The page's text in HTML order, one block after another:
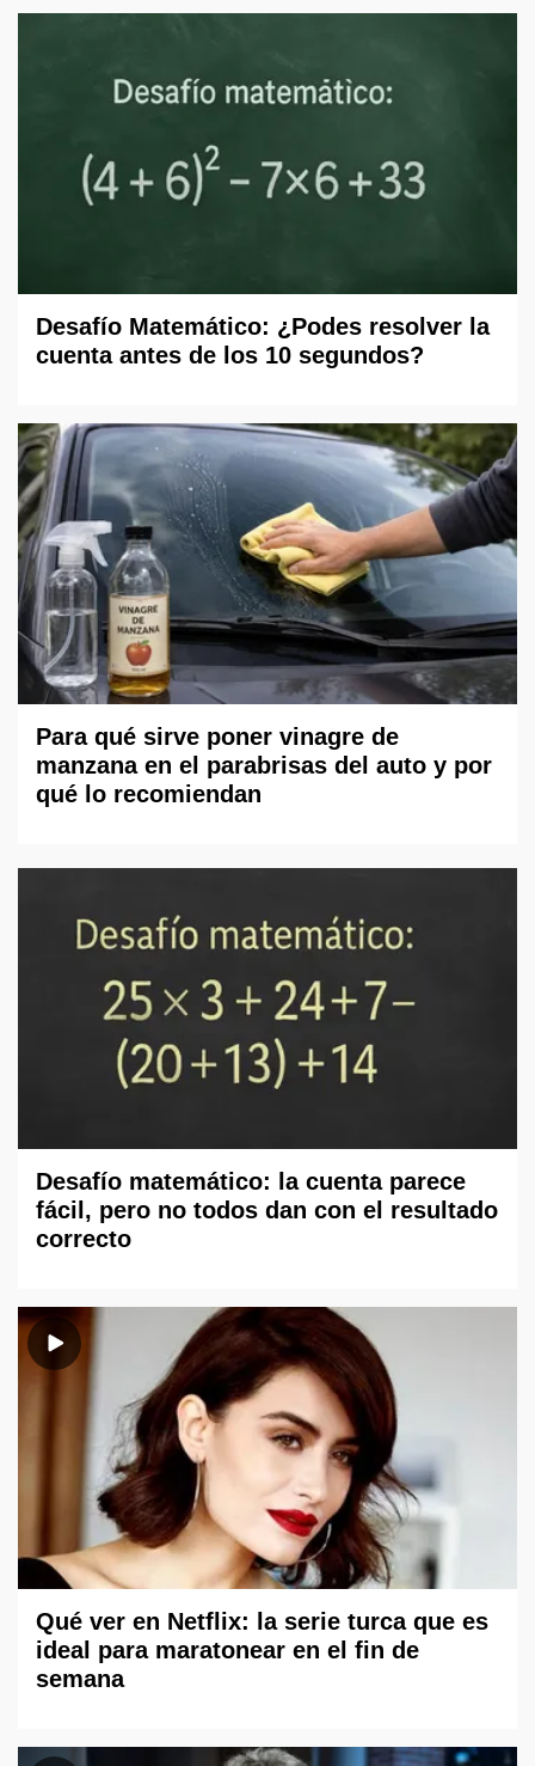
Desafío Matemático: ¿Podes resolver la
cuenta antes de los 10 segundos?
Para qué sirve poner vinagre de
manzana en el parabrisas del auto y por
qué lo recomiendan
Desafío matemático: la cuenta parece
fácil, pero no todos dan con el resultado
correcto
Qué ver en Netflix: la serie turca que es
ideal para maratonear en el fin de
semana